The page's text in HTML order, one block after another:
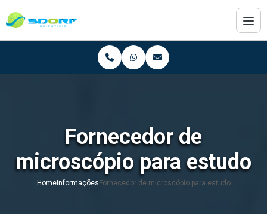
Fornecedor de
microscópio para estudo
HomeInformações Fornecedor de microscópio para estudo